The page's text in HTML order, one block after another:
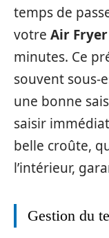
temps de
votre Air Fryer
minutes. Ce
souvent sous-
une bonne
saisir
belle croûte,
l’intérieur,
Gestion du